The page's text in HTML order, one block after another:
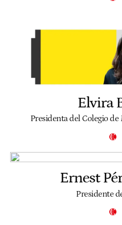
Elvira
Presidenta del Colegio de
Ernest
Presidente